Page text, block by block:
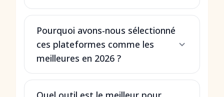
Pourquoi avons-nous sélectionné
ces plateformes comme les
meilleures en 2026 ?